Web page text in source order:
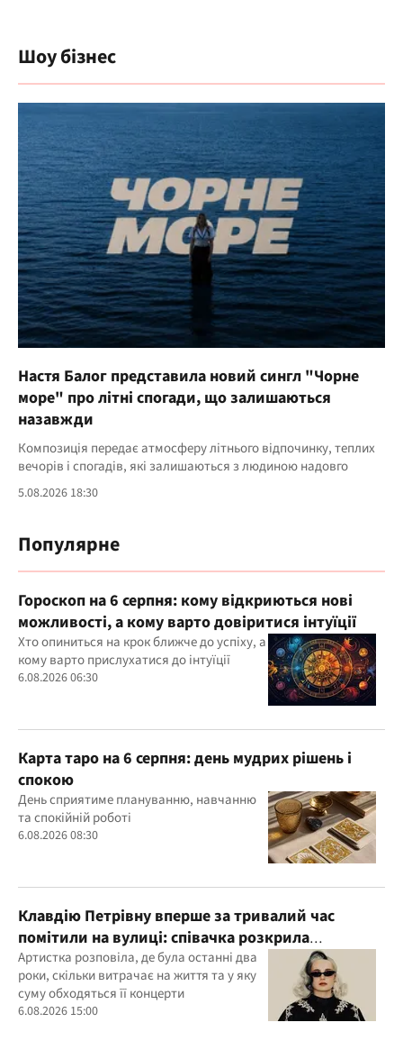
Шоу бізнес
Настя Балог представила новий сингл "Чорне
море" про літні спогади, що залишаються
назавжди
Композиція передає атмосферу літнього відпочинку, теплих
вечорів і спогадів, які залишаються з людиною надовго
5.08.2026 18:30
Популярне
Гороскоп на 6 серпня: кому відкриються нові
можливості, а кому варто довіритися інтуїції
Хто опиниться на крок ближче до успіху, а
кому варто прислухатися до інтуїції
6.08.2026 06:30
Карта таро на 6 серпня: день мудрих рішень і
спокою
День сприятиме плануванню, навчанню
та спокійній роботі
6.08.2026 08:30
Клавдію Петрівну вперше за тривалий час
помітили на вулиці: співачка розкрила
подробиці свого життя
Артистка розповіла, де була останні два
роки, скільки витрачає на життя та у яку
суму обходяться її концерти
6.08.2026 15:00